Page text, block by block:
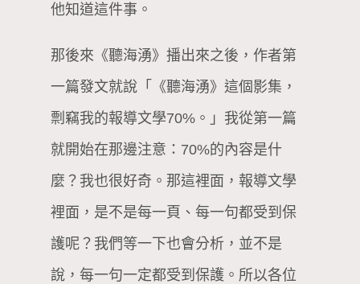
他知道這件事。
那後來《聽海湧》播出來之後，作者第
一篇發文就說「《聽海湧》這個影集，
剽竊我的報導文學70%。」我從第一篇
就開始在那邊注意：70%的內容是什
麼？我也很好奇。那這裡面，報導文學
裡面，是不是每一頁、每一句都受到保
護呢？我們等一下也會分析，並不是
說，每一句一定都受到保護。所以各位